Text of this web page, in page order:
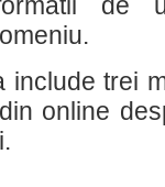
trei
online